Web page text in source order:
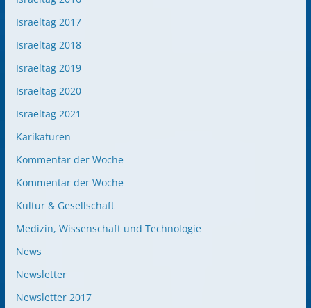
Israeltag 2017
Israeltag 2018
Israeltag 2019
Israeltag 2020
Israeltag 2021
Karikaturen
Kommentar der Woche
Kommentar der Woche
Kultur & Gesellschaft
Medizin, Wissenschaft und Technologie
News
Newsletter
Newsletter 2017